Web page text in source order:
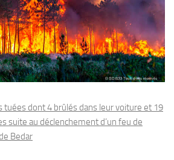
tuées dont 4 brûlés dans leur voiture et 19
suite au déclenchement d’un feu de
Bedar